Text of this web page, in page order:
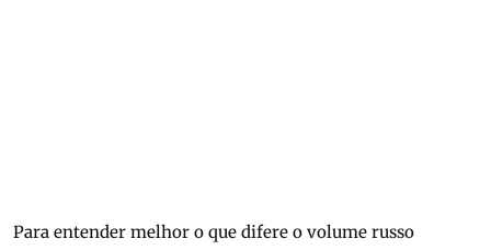
Para entender melhor o que difere o volume russo